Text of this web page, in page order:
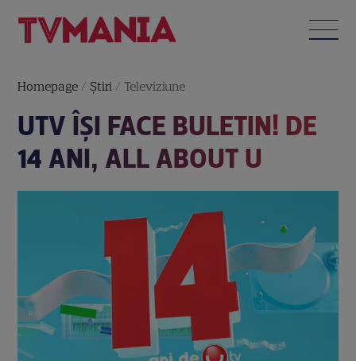
Homepage / Știri / Televiziune
UTV ÎȘI FACE BULETIN! DE
14 ANI, ALL ABOUT U